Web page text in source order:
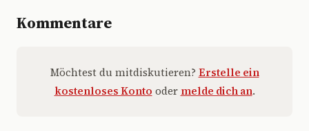
Kommentare
Möchtest du mitdiskutieren? Erstelle ein
kostenloses Konto oder melde dich an.